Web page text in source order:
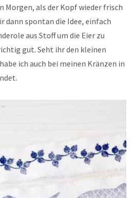
Morgen, als der Kopf wieder frisch
spontan die Idee, einfach
aus Stoff um die Eier zu
gut. Seht ihr den kleinen
ich auch bei meinen Kränzen in